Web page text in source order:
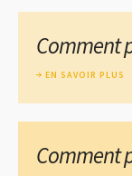
Comment
EN SAVOIR PLUS
Comment